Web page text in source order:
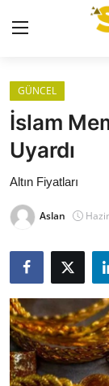
İLETİŞİM
YASAL UYARI
KÜNYE
GRAM ALTIN
ÇEYREK ALTIN
YARIM ALTIN
GÜNCEL
İslam
Uyardı
Altın Fiyatları
Aslan